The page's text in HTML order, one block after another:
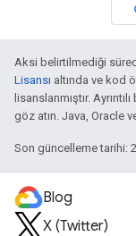
Aksi belirtilmediği
Lisansı altında ve kod
lisanslanmıştır.
göz atın. Java, Oracle
Son güncelleme tarihi:
Blog
X (Twitter)